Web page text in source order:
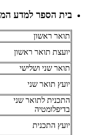
בית הספר למדע
תואר ראשון
יועצת תואר ראשון
תואר שני ושלישי
יועץ תואר שני
התכנית לתואר שני
בדיפלומטיה
יועץ התכנית